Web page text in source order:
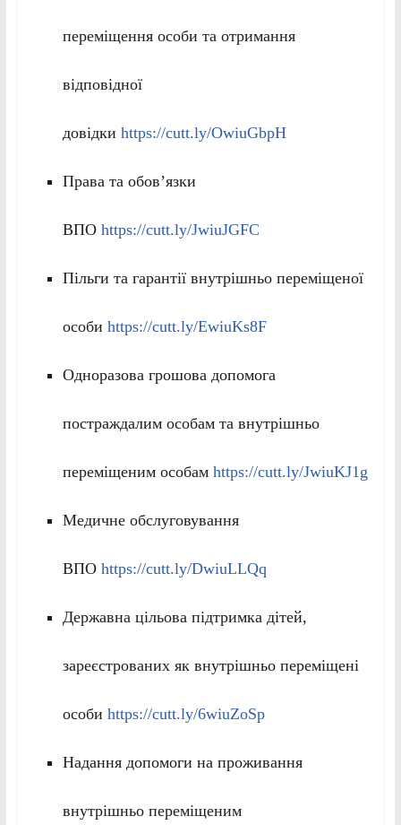
переміщення особи та отримання
відповідної
довідки https://cutt.ly/OwiuGbpH
Права та обов’язки
ВПО https://cutt.ly/JwiuJGFC
Пільги та гарантії внутрішньо переміщеної
особи https://cutt.ly/EwiuKs8F
Одноразова грошова допомога
постраждалим особам та внутрішньо
переміщеним особам https://cutt.ly/JwiuKJ1g
Медичне обслуговування
ВПО https://cutt.ly/DwiuLLQq
Державна цільова підтримка дітей,
зареєстрованих як внутрішньо переміщені
особи https://cutt.ly/6wiuZoSp
Надання допомоги на проживання
внутрішньо переміщеним